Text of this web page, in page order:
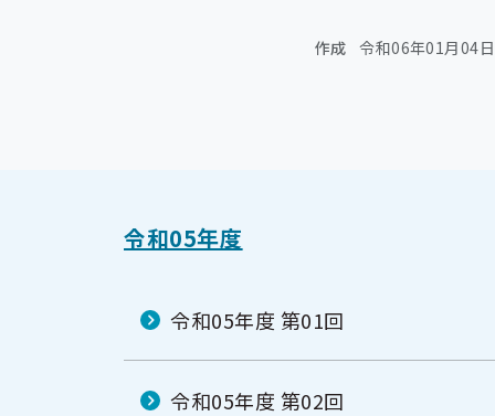
作成 令和06年01月04日
令和05年度
令和05年度 第01回
令和05年度 第02回